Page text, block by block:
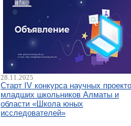
28.11.2025
Старт IV конкурса научных
младших школьников Алматы и
области «Школа юных
исследователей»